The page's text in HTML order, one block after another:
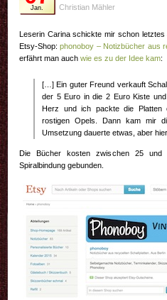
Jan. Christian Mähler
Leserin Carina schickte mir schon
Etsy-Shop:phonoboy – Notizbücher aus
erfährt man auch wie es zu der Idee kam:
[…] Ein guter Freund verkauft
der 5 Euro in die 2 Euro Kiste
Herz und ich packte die Platten
rostigen Opels. Dann kam mir
Umsetzung dauerte etwas, aber
Die Bücher kosten zwischen 25
Spiralbindung gebunden.